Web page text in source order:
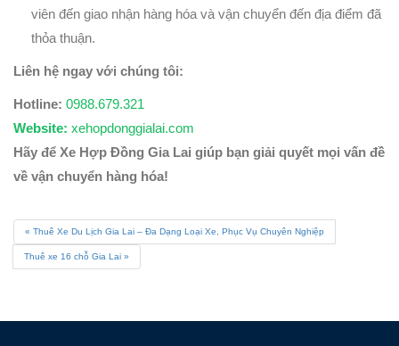
viên đến giao nhận hàng hóa và vận chuyển đến địa điểm đã
thỏa thuận.
Liên hệ ngay với chúng tôi:
Hotline: 0988.679.321
Website: xehopdonggialai.com
Hãy để Xe Hợp Đồng Gia Lai giúp bạn giải quyết mọi vấn đề
về vận chuyển hàng hóa!
Thuê Xe Du Lịch Gia Lai – Đa Dạng Loại Xe, Phục Vụ Chuyên Nghiệp
Thuê xe 16 chỗ Gia Lai